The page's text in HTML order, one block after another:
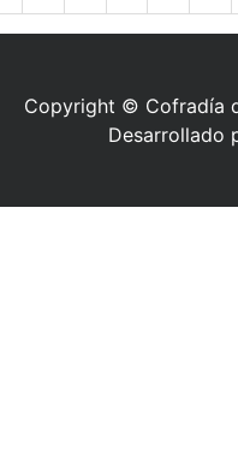
Copyright © Cofradía
Desarrollado